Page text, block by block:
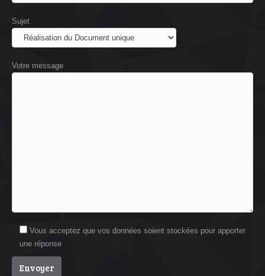
Sujet
Votre message
Vous acceptez que vos données soient stockées pour apporter
une réponse